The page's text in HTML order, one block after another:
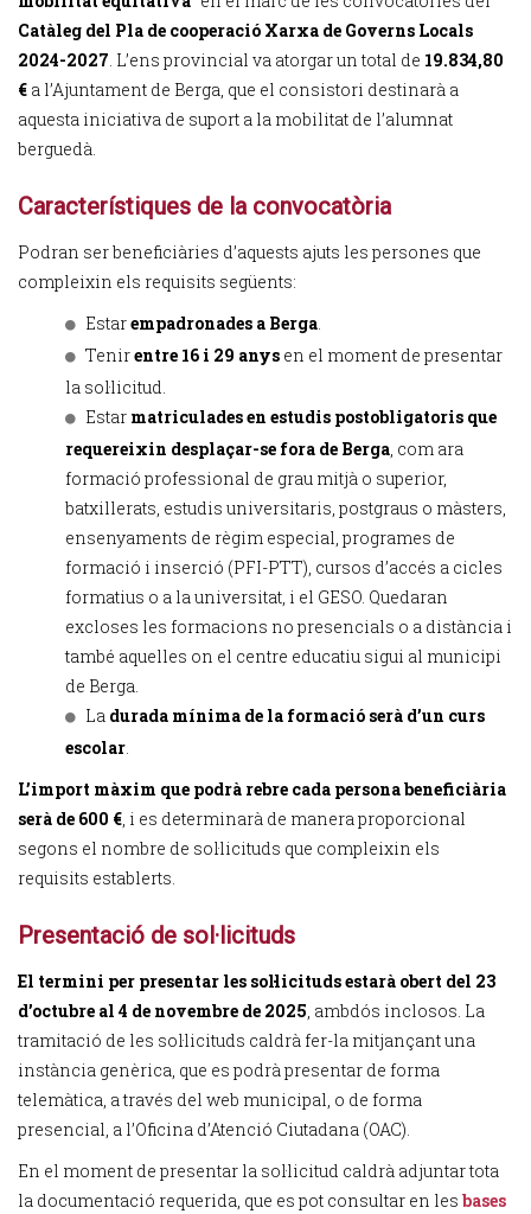
Catàleg del Pla de cooperació Xarxa de Governs Locals
2024-2027. L’ens provincial va atorgar un total de 19.834,80
€ a l’Ajuntament de Berga, que el consistori destinarà a
aquesta iniciativa de suport a la mobilitat de l’alumnat
berguedà.
Característiques de la convocatòria
Podran ser beneficiàries d’aquests ajuts les persones que
compleixin els requisits següents:
Estarempadronades a Berga.
Tenirentre 16 i 29 anys en el moment de presentar
la sol·licitud.
Estar matriculades en estudis postobligatoris que
requereixin desplaçar-se fora de Berga, com ara
formació professional de grau mitjà o superior,
batxillerats, estudis universitaris, postgraus o màsters,
ensenyaments de règim especial, programes de
formació i inserció (PFI-PTT), cursos d’accés a cicles
formatius o a la universitat, i el GESO. Quedaran
excloses les formacions no presencials o a distància i
també aquelles on el centre educatiu sigui al municipi
de Berga.
La durada mínima de la formació serà d’un curs
escolar.
L’import màxim que podrà rebre cada persona beneficiària
serà de 600 €, i es determinarà de manera proporcional
segons el nombre de sol·licituds que compleixin els
requisits establerts.
Presentació de sol·licituds
El termini per presentar les sol·licituds estarà obert del 23
d’octubre al 4 de novembre de 2025, ambdós inclosos. La
tramitació de les sol·licituds caldrà fer-la mitjançant una
instància genèrica, que es podrà presentar de forma
telemàtica, a través del web municipal, o de forma
presencial, a l’Oficina d’Atenció Ciutadana (OAC).
En el moment de presentar la sol·licitud caldrà adjuntar tota
la documentació requerida, que es pot consultar en les bases